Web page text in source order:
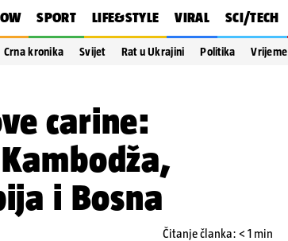
SPORT LIFE&STYLE VIRAL SCI/TECH
Crna kronika Svijet Rat u Ukrajini Politika Vrijeme
carine:
i Bosna
Čitanje članka: < 1 min